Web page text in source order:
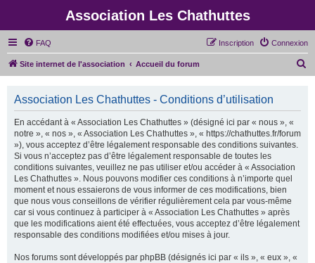
Association Les Chathuttes
FAQ Connexion
Inscription
Site internet de l'association Accueil du forum
Association Les Chathuttes - Conditions d’utilisation
En accédant à « Association Les Chathuttes » (désigné ici par « nous », «
notre », « nos », « Association Les Chathuttes », « https://chathuttes.fr/forum
»), vous acceptez d’être légalement responsable des conditions suivantes.
Si vous n’acceptez pas d’être légalement responsable de toutes les
conditions suivantes, veuillez ne pas utiliser et/ou accéder à « Association
Les Chathuttes ». Nous pouvons modifier ces conditions à n’importe quel
moment et nous essaierons de vous informer de ces modifications, bien
que nous vous conseillons de vérifier régulièrement cela par vous-même
car si vous continuez à participer à « Association Les Chathuttes » après
que les modifications aient été effectuées, vous acceptez d’être légalement
responsable des conditions modifiées et/ou mises à jour.
Nos forums sont développés par phpBB (désignés ici par « ils », « eux », «